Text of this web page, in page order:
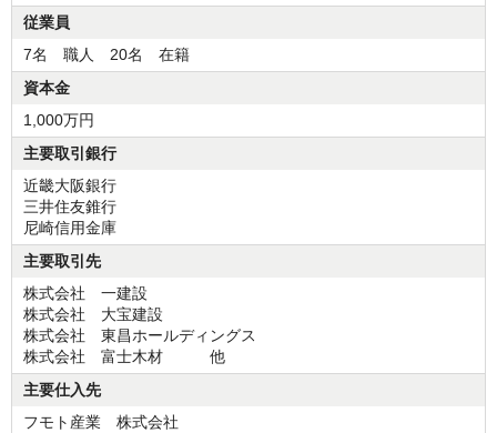
従業員
7名 職人 20名 在籍
資本金
1,000万円
主要取引銀行
近畿大阪銀行
三井住友錐行
尼崎信用金庫
主要取引先
株式会社 一建設
株式会社 大宝建設
株式会社 東昌ホールディングス
株式会社 富士木材 他
主要仕入先
フモト産業 株式会社